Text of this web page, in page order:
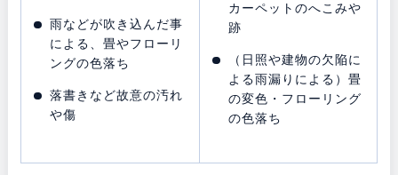
雨などが吹き込んだ事
による、畳やフローリ
ングの色落ち
落書きなど故意の汚れ
や傷
カーペットのへこみや
跡
（日照や建物の欠陥に
よる雨漏りによる）畳
の変色・フローリング
の色落ち